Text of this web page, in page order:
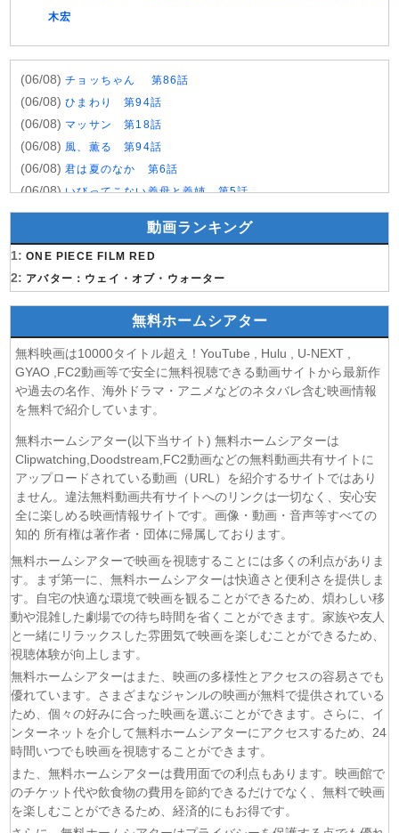
木宏
(06/08)チョッちゃん 第86話
(06/08)ひまわり 第94話
(06/08) マッサン 第18話
(06/08) 風、薫る 第94話
(06/08)君は夏のなか 第6話
(06/08)いびってこない義母と義姉 第5話
(06/08)サンダー３ 第5話
ヤンキー激戦区の四天王がアイドルグループに転生した
ら？ 第9話
(06/08)おちたらおわり 第6話
片田舎のおっさん、剣聖になるII 第5話
(05/08)
（誇）！ 第7話
(05/08) 幼女戦記Ⅱ 第5話
(05/08)花ざかりの君たちへ 第2期 第7話
(05/08) 今夜もシリアルキラーと待ち合わせ 第6話
(05/08) Tokyo middle 30 第3話
(05/08)ファーストクライ 母子救命救急班 第5話
(05/08)クレバテスⅡ-魔獣の王と偽りの勇者伝承- 第5話
(05/08)身代わり令嬢を救ったのは冷酷無慈悲な氷の王子の愛でし
た 第5話
(05/08)大追跡〜警視庁SSBC強行犯係〜 Season2 第3話
(05/08)マッサン 第17話
(05/08)風、薫る 第93話
(05/08)天は赤い河のほとり 第5話
(05/08) スピナーベイト 第6話
(05/08)チョッちゃん 第85話
(05/08)ひまわり 第93話
(05/08)幸せになりたいマサムネ君 第5話
(05/08)手札が多めのビクトリア 第5話
(05/08) コントラスト 第6話
動画ランキング
1: ONE PIECE FILM RED
2: アバター：ウェイ・オブ・ウォーター
無料ホームシアター
無料映画は10000タイトル超え！YouTube , Hulu , U-NEXT ,
GYAO ,FC2動画等で安全に無料視聴できる動画サイトから最新作
や過去の名作、海外ドラマ・アニメなどのネタバレ含む映画情報
を無料で紹介しています。
無料ホームシアター(以下当サイト) 無料ホームシアターは
Clipwatching,Doodstream,FC2動画などの無料動画共有サイトに
アップロードされている動画（URL）を紹介するサイトではあり
ません。違法無料動画共有サイトへのリンクは一切なく、安心安
全に楽しめる映画情報サイトです。画像・動画・音声等すべての
知的 所有権は著作者・団体に帰属しております。
無料ホームシアターで映画を視聴することには多くの利点がありま
す。まず第一に、無料ホームシアターは快適さと便利さを提供しま
す。自宅の快適な環境で映画を観ることができるため、煩わしい移
動や混雑した劇場での待ち時間を省くことができます。家族や友人
と一緒にリラックスした雰囲気で映画を楽しむことができるため、
視聴体験が向上します。
無料ホームシアターはまた、映画の多様性とアクセスの容易さでも
優れています。さまざまなジャンルの映画が無料で提供されている
ため、個々の好みに合った映画を選ぶことができます。さらに、イ
ンターネットを介して無料ホームシアターにアクセスするため、24
時間いつでも映画を視聴することができます。
また、無料ホームシアターは費用面での利点もあります。映画館で
のチケット代や飲食物の費用を節約できるだけでなく、無料で映画
を楽しむことができるため、経済的にもお得です。